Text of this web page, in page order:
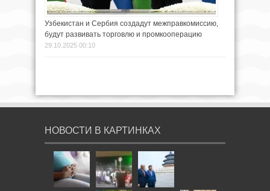
Узбекистан и Сербия создадут межправкомиссию,
будут развивать торговлю и промкооперацию
29.10.2025 00:10
НОВОСТИ В КАРТИНКАХ